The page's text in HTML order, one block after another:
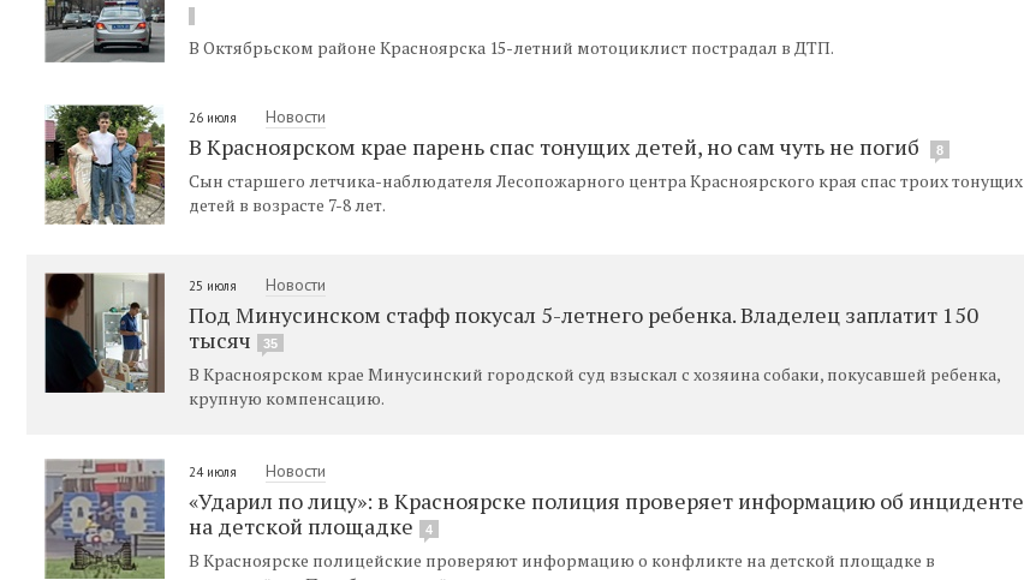
В Октябрьском районе Красноярска 15-летний мотоциклист пострадал в ДТП.
26 июля Новости
В Красноярском крае парень спас тонущих детей, но сам чуть не погиб 8
Сын старшего летчика-наблюдателя Лесопожарного центра Красноярского края спас троих тонущих
детей в возрасте 7-8 лет.
25 июля Новости
Под Минусинском стафф покусал 5-летнего ребенка. Владелец заплатит 150
тысяч
35
В Красноярском крае Минусинский городской суд взыскал с хозяина собаки, покусавшей ребенка,
крупную компенсацию.
24 июля Новости
«Ударил по лицу»: в Красноярске полиция проверяет информацию об инциденте
на детской площадке
4
В Красноярске полицейские проверяют информацию о конфликте на детской площадке в